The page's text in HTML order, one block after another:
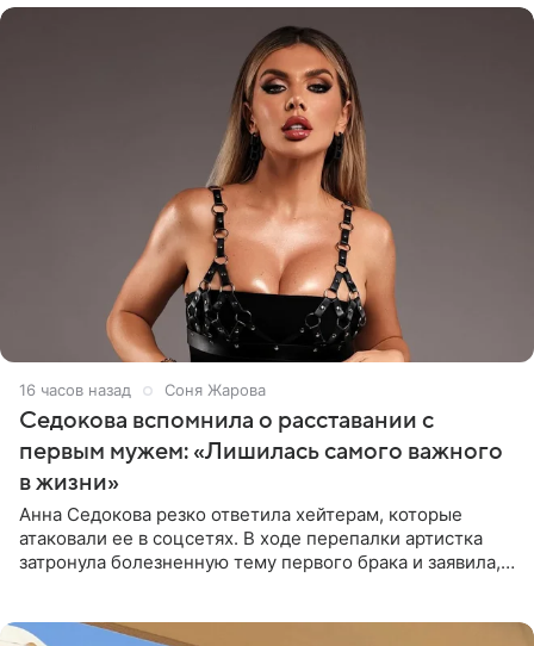
16 часов назад Соня Жарова
Седокова вспомнила о расставании с
первым мужем: «Лишилась самого важного
в жизни»
Анна Седокова резко ответила хейтерам, которые
атаковали ее в соцсетях. В ходе перепалки артистка
затронула болезненную тему первого брака и заявила,